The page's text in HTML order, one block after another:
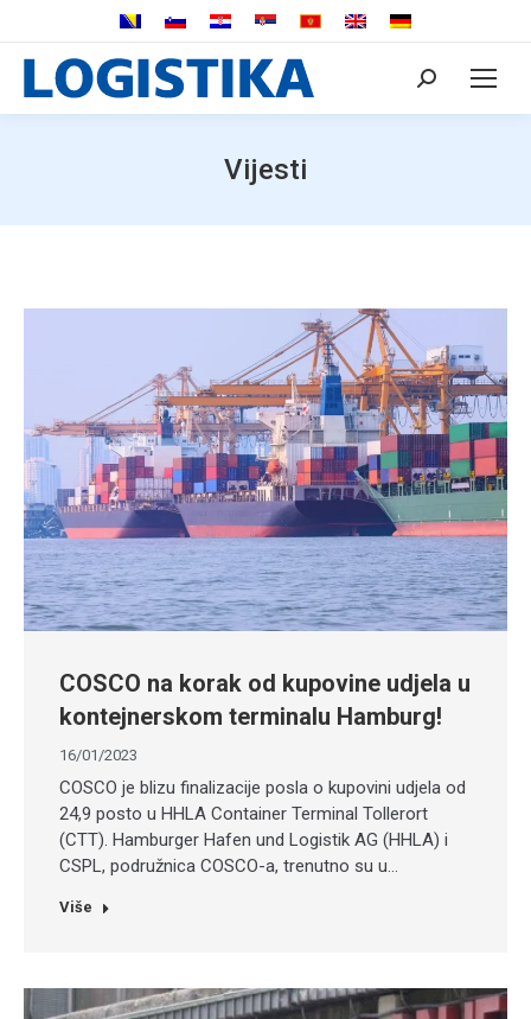
Search:
Vijesti
COSCO na korak od kupovine udjela u
kontejnerskom terminalu Hamburg!
16/01/2023
COSCO je blizu finalizacije posla o kupovini udjela od
24,9 posto u HHLA Container Terminal Tollerort
(CTT). Hamburger Hafen und Logistik AG (HHLA) i
CSPL, podružnica COSCO-a, trenutno su u…
Više